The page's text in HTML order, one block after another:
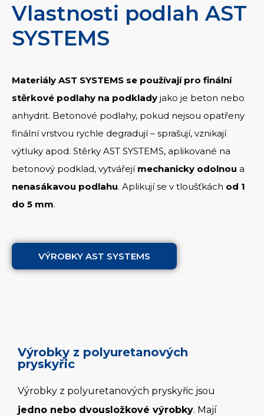
Vlastnosti podlah AST
SYSTEMS
Materiály AST SYSTEMS se používají pro finální
stěrkové podlahy na podklady jako je beton nebo
anhydrit. Betonové podlahy, pokud nejsou opatřeny
finální vrstvou rychle degradují – sprašují, vznikají
výtluky apod. Stěrky AST SYSTEMS, aplikované na
betonový podklad, vytvářejí mechanicky odolnou a
nenasákavou podlahu. Aplikují se v tloušťkách od 1
do 5 mm.
VÝROBKY AST SYSTEMS
Výrobky z polyuretanových
pryskyřic
Výrobky z polyuretanových pryskyřic jsou
jedno nebo dvousložkové výrobky. Mají